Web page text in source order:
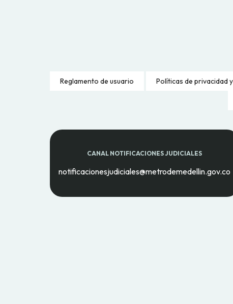
Reglamento de usuario Políticas de privacidad
CANAL NOTIFICACIONES JUDICIALES
notificacionesjudiciales@metrodemedellin.gov.co